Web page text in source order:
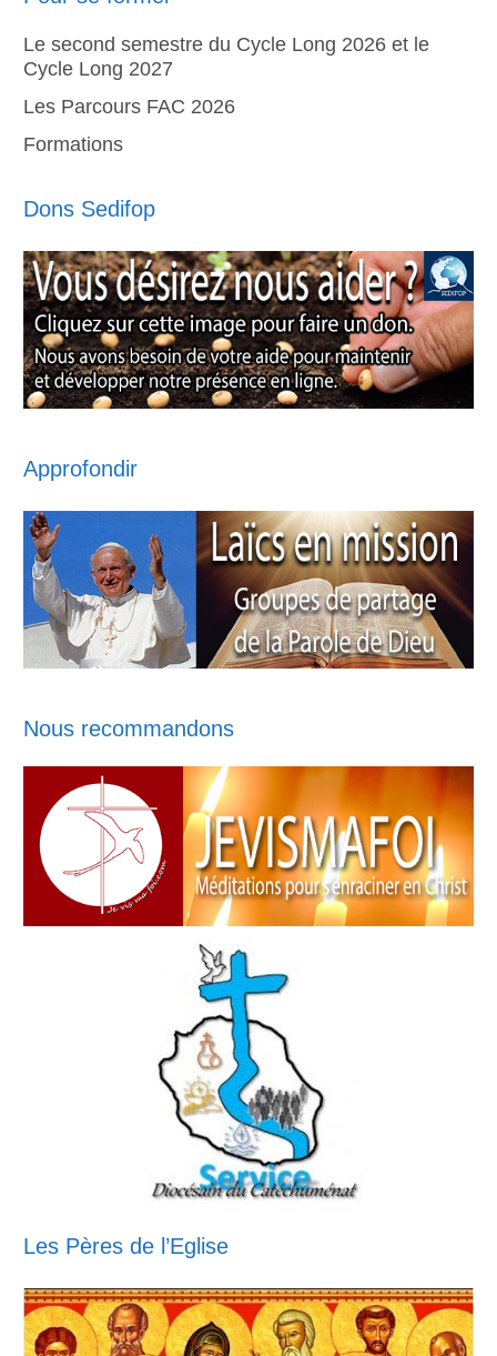
Le second semestre du Cycle Long 2026 et le
Cycle Long 2027
Les Parcours FAC 2026
Formations
Dons Sedifop
Approfondir
Nous recommandons
Les Pères de l’Eglise